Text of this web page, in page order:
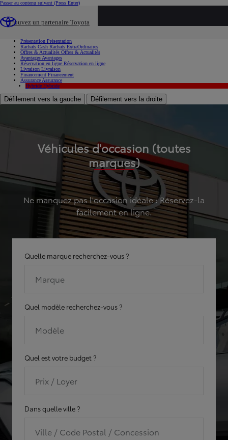
Passer au contenu suivant (Press Enter)
Trouvez un partenaire Toyota
Présentation Présentation
Rachats Cash Rachats ExtraOrdinaires
Offres & Actualités Offres & Actualités
Avantages Avantages
Réservation en ligne Réservation en ligne
Livraison Livraison
Financement Financement
Assurance Assurance
Hybride Hybride
Défilement vers la gauche Défilement vers la droite
Véhicules d'occasion (toutes
marques)
Ne manquez pas l'occasion idéale : Réservez-la
facilement en ligne.
Quelle marque recherchez-vous ?
Marque
Quel modèle recherchez-vous ?
Modèle
Quel est votre budget ?
Prix / Loyer
Dans quelle ville ?
Ville / Code Postal / Concession